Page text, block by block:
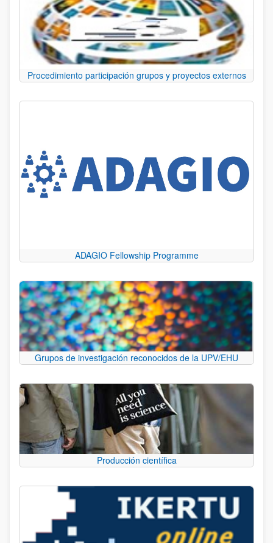
Procedimiento participación grupos y proyectos externos
ADAGIO Fellowship Programme
Grupos de investigación reconocidos de la UPV/EHU
Producción científica